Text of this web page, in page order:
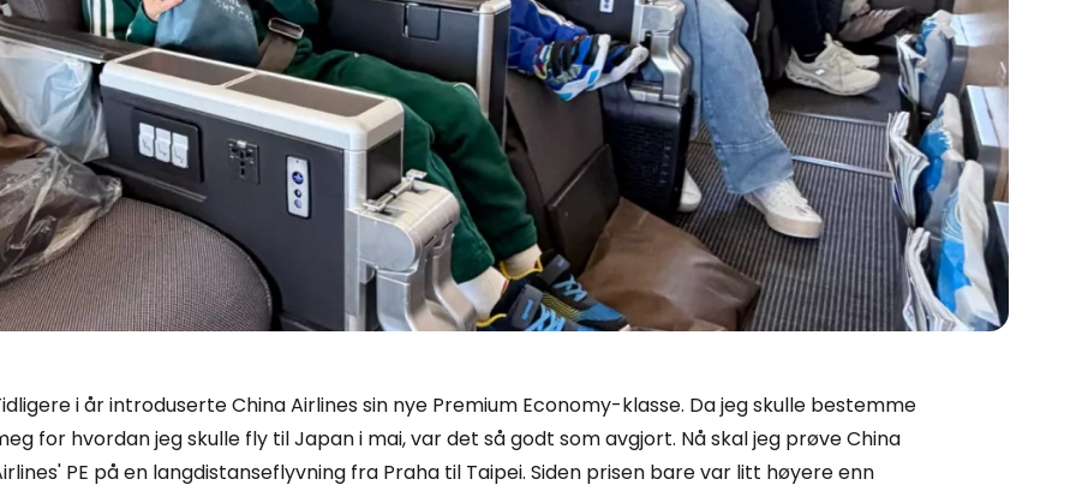
i år introduserte China Airlines sin nye Premium Economy-klasse. Da jeg skulle bestemme
for hvordan jeg skulle fly til Japan i mai, var det så godt som avgjort. Nå skal jeg prøve China
PE på en langdistanseflyvning fra Praha til Taipei. Siden prisen bare var litt høyere enn